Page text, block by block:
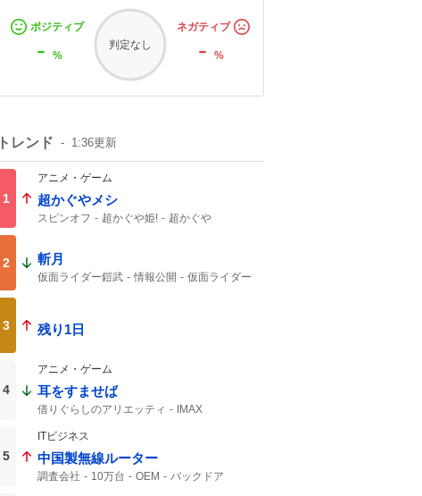
ポジティブ
- %
判定なし
ネガティブ
-%
トレンド 1:36更新
1
アニメ・ゲーム
超かぐやメシ
スピンオフ 超かぐや姫!
超かぐや
2 斬月
仮面ライダー鎧武 情報公開
仮面ライダー
3 残り1日
4
アニメ・ゲーム
耳をすませば
借りぐらしのアリエッティ
IMAX
5
ITビジネス
中国製無線ルーター
調査会社 10万台 OEM
バックドア